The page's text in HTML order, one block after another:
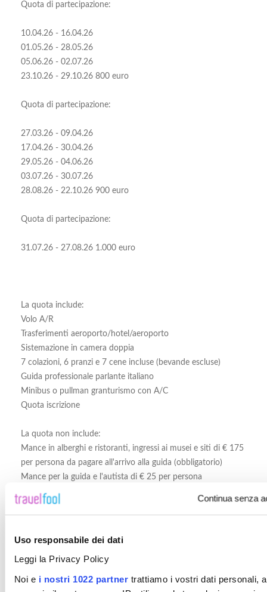
Continua senza
Uso responsabile dei dati
Leggi la Privacy Policy
Noi e i nostri 1022 partnertrattiamo i vostri dati personali,
Quota di partecipazione:
10.04.26 - 16.04.26
01.05.26 - 28.05.26
05.06.26 - 02.07.26
23.10.26 - 29.10.26 800 euro
Quota di partecipazione:
27.03.26 - 09.04.26
17.04.26 - 30.04.26
29.05.26 - 04.06.26
03.07.26 - 30.07.26
28.08.26 - 22.10.26 900 euro
Quota di partecipazione:
31.07.26 - 27.08.26 1.000 euro
La quota include:
Volo A/R
Trasferimenti aeroporto/hotel/aeroporto
Sistemazione in camera doppia
7 colazioni, 6 pranzi e 7 cene incluse (bevande escluse)
Guida professionale parlante italiano
Minibus o pullman granturismo con A/C
Quota iscrizione
La quota non include:
Mance in alberghi e ristoranti, ingressi ai musei e siti di € 175
per persona da pagare all'arrivo alla guida (obbligatorio)
Mance per la guida e l'autista di € 25 per persona
Tasse aeroportuali
Bevande
Assicurazione annullamento/medico/bagaglio 4% del costo
totale del viaggio (include copertura annullamento Covid e